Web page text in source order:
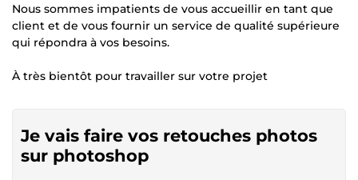
Nous sommes impatients de vous accueillir en tant que
client et de vous fournir un service de qualité supérieure
qui répondra à vos besoins.
À très bientôt pour travailler sur votre projet
Je vais faire vos retouches photos
sur photoshop